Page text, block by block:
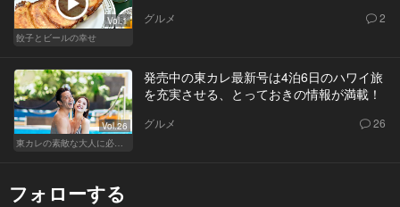
Vol.1
餃子とビールの幸せ
グルメ 2
Vol.26
発売中の東カレ最新号は4泊6日のハワイ旅
を充実させる、とっておきの情報が満載！
グルメ 26
フォローする